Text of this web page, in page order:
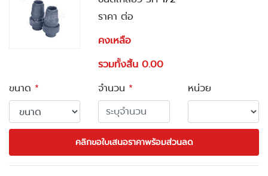
ราคา ต่อ
คงเหลือ
รวมทั้งสิ้น 0.00
ขนาด * จำนวน * หน่วย
คลิกขอใบเสนอราคาพร้อมส่วนลด